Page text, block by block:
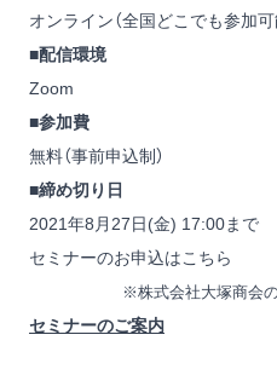
オンライン（全国どこでも参加可
■配信環境
Zoom
■参加費
無料（事前申込制）
■締め切り日
2021年8月27日(金) 17:00まで
セミナーのお申込はこちら
※株式会社大塚商会
セミナーのご案内